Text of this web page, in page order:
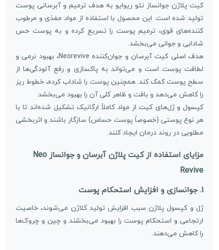
کیت پلاژن جوانساز نئو ریوایو به هدف ترمیم و آبرسانی پوست
تولید شده است. این محصول با استفاده از مواد مغذی و مرطوب
کننده‌های قوی، ترمیم پوست را تسریع کرده و به پوست حس
شادابی و جوانی می‌بخشد.
هدف اصلی کیت آبرسان و جوان‌کننده Neorevive، بهبود نرمی و
لطافت پوست است و می‌تواند به پاکسازی و رفع آلودگی‌ها از
سطح پوست کمک کند. همچنین پوست را شاداب کرده، خطوط ریز
را کاهش می‌دهد و بافت و ظاهر کلی آن را بهبود می‌بخشد.
کپسول و ژل‌های کیت از مواد کاملاً ارگانیک تشکیل شده‌اند تا با
هر نوع پوستی (خصوصاً پوست حساس) سازگار باشند و اثربخشی
مطلوبی در روند درمان ایجاد کنند.
مزایای استفاده از کیت پلاژن آبرسان و جوانساز Neo
Revive
1. جوانسازی و افزایش استحکام پوست
ژل و کپسول پلاژن سبب افزایش تولید کلاژن می‌شوند، خاصیت
ارتجاعی و استحکام پوست را بهبود می‌بخشند و چین و چروک‌ها
را کاهش می‌دهند.